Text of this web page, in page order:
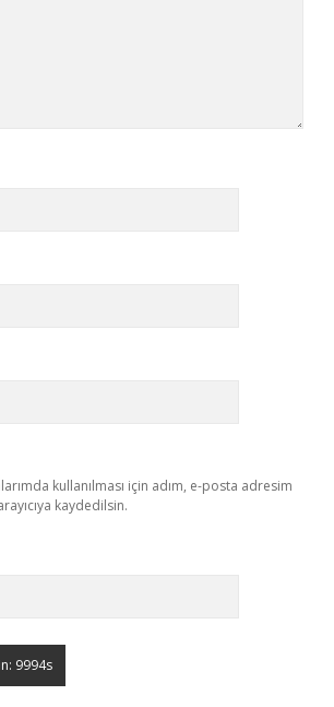
kullanılması için adım, e-posta adresim
kaydedilsin.